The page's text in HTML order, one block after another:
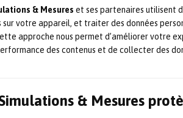
& Mesures et ses partenaires utilisent
votre appareil, et traiter des données
approche nous permet d’améliorer votre
des contenus et de collecter des
Simulations & Mesures